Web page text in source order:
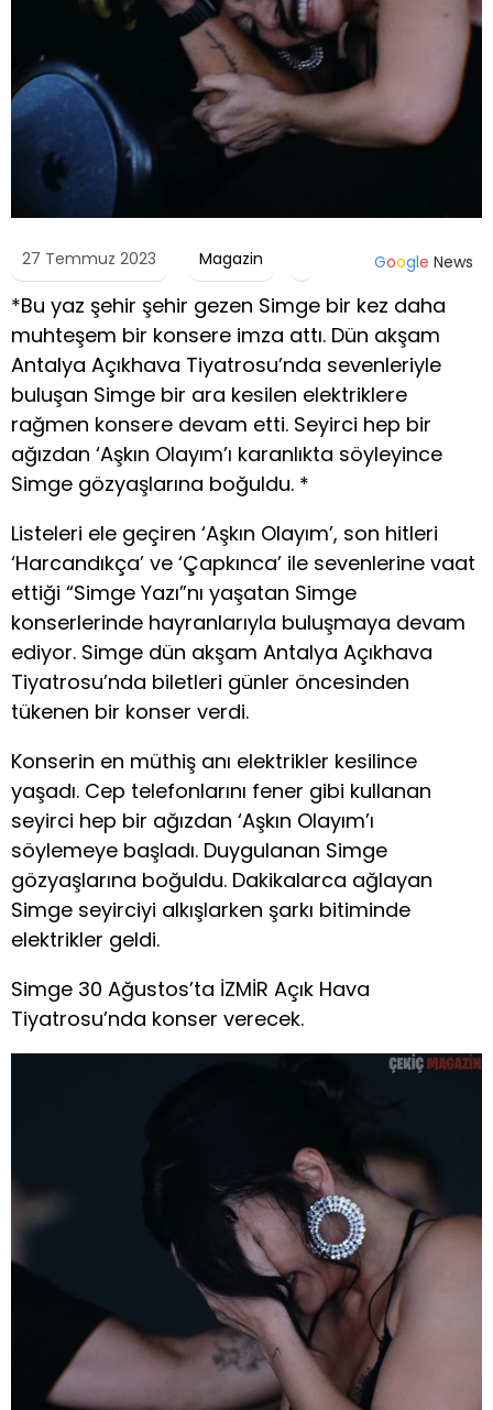
27 Temmuz 2023 Magazin Google News
*Bu yaz şehir şehir gezen Simge bir kez daha
muhteşem bir konsere imza attı. Dün akşam
Antalya Açıkhava Tiyatrosu’nda sevenleriyle
buluşan Simge bir ara kesilen elektriklere
rağmen konsere devam etti. Seyirci hep bir
ağızdan ‘Aşkın Olayım’ı karanlıkta söyleyince
Simge gözyaşlarına boğuldu. *
Listeleri ele geçiren ‘Aşkın Olayım’, son hitleri
‘Harcandıkça’ ve ‘Çapkınca’ ile sevenlerine vaat
ettiği “Simge Yazı”nı yaşatan Simge
konserlerinde hayranlarıyla buluşmaya devam
ediyor. Simge dün akşam Antalya Açıkhava
Tiyatrosu’nda biletleri günler öncesinden
tükenen bir konser verdi.
Konserin en müthiş anı elektrikler kesilince
yaşadı. Cep telefonlarını fener gibi kullanan
seyirci hep bir ağızdan ‘Aşkın Olayım’ı
söylemeye başladı. Duygulanan Simge
gözyaşlarına boğuldu. Dakikalarca ağlayan
Simge seyirciyi alkışlarken şarkı bitiminde
elektrikler geldi.
Simge 30 Ağustos’ta İZMİR Açık Hava
Tiyatrosu’nda konser verecek.